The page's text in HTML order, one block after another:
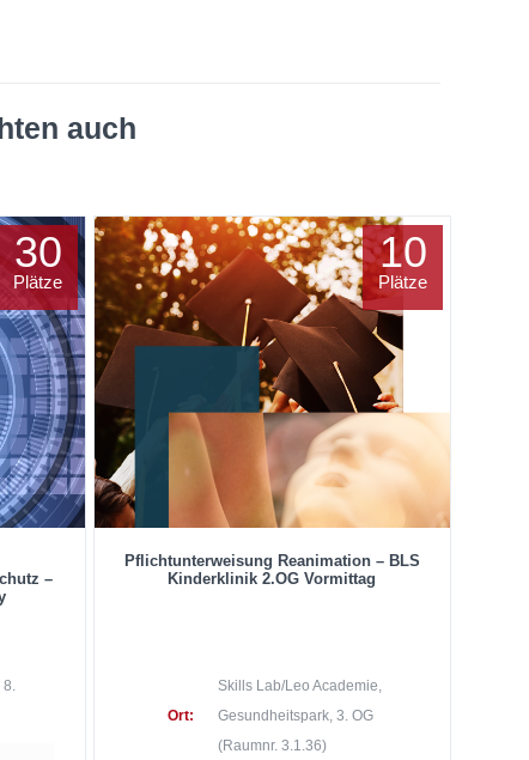
auch
–
8.
30
Plätze
Pflichtunterweisung Reanimation – BLS
Kinderklinik 2.OG Vormittag
Ort:
Skills Lab/Leo Academie,
Gesundheitspark, 3. OG
(Raumnr. 3.1.36)
10
Plätze